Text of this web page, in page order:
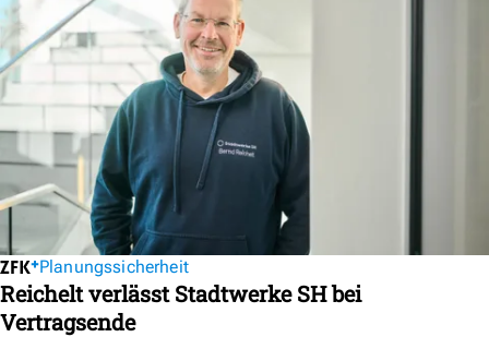
Planungssicherheit
Reichelt verlässt Stadtwerke SH bei
Vertragsende